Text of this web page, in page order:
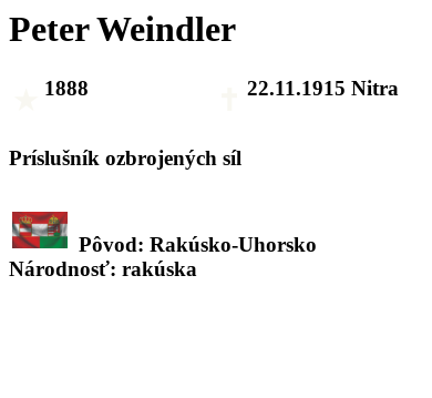
Peter Weindler
1888 22.11.1915 Nitra
Príslušník ozbrojených síl
Pôvod: Rakúsko-Uhorsko
Národnosť: rakúska